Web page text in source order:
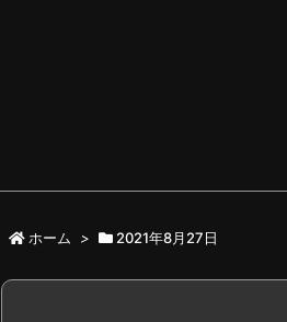
ホーム > 2021年8月27日